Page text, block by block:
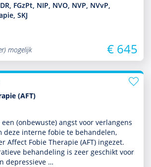
FGzPt, NIP, NVO, NVP, NVvP,
SKJ
mogelijk € 645
(AFT)
(onbewuste) angst voor verlangens
deze interne fobie te behan­delen,
Affect Fobie Therapie (AFT) ingezet.
behan­del­ing is zeer geschikt voor
depres­sieve …